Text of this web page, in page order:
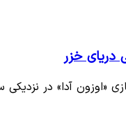
خزر
«اوزون آدا» در